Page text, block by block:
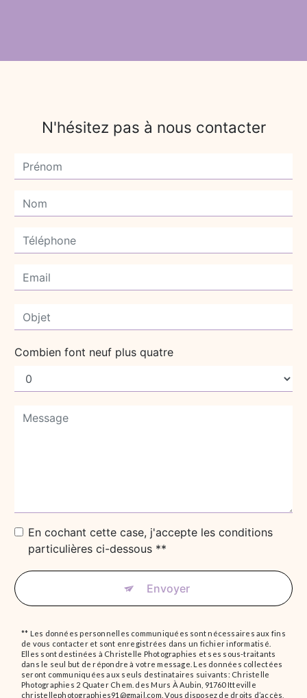
N'hésitez pas à nous contacter
Combien font neuf plus quatre
En cochant cette case, j'accepte les conditions
particulières ci-dessous **
Envoyer
** Les données personnelles communiquées sont nécessaires aux fins
de vous contacter et sont enregistrées dans un fichier informatisé.
Elles sont destinées à Christelle Photographies et ses sous-traitants
dans le seul but de répondre à votre message. Les données collectées
seront communiquées aux seuls destinataires suivants: Christelle
Photographies 2 Quater Chem. des Murs À Aubin, 91760 Itteville
christellephotographies91@gmail.com. Vous disposez de droits d’accès,